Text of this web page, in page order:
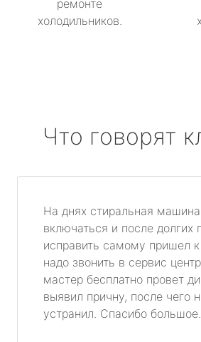
ремонте
холодильников.
Что говорят
На днях стиральная машина
включаться и после долгих
исправить самому пришел
надо звонить в сервис
мастер бесплатно провет
выявил причну, после чего
устранил. Спасибо большое.